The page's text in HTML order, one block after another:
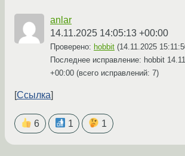
anlar
14.11.2025 14:05:13 +00:00
Проверено: hobbit (14.11.2025
Последнее исправление: hobbit
+00:00 (всего исправлений: 7)
Ссылка
6 1 1